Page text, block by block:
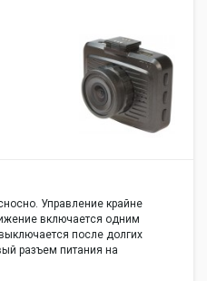
Управление крайне
включается одним
после долгих
разъем питания на